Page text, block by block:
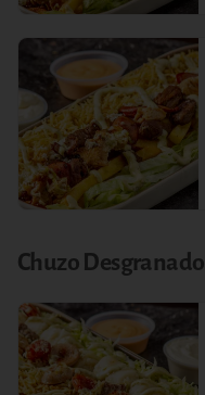
Chuzo Desgranado